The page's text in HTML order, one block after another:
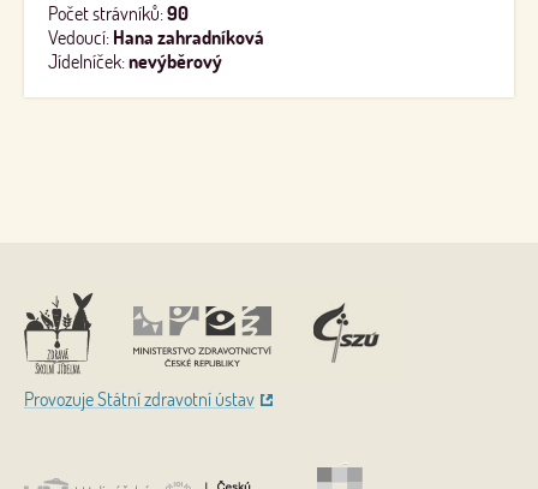
Počet strávníků:90
Vedoucí: Hana zahradníková
Jídelníček:nevýběrový
Provozuje Státní zdravotní ústav